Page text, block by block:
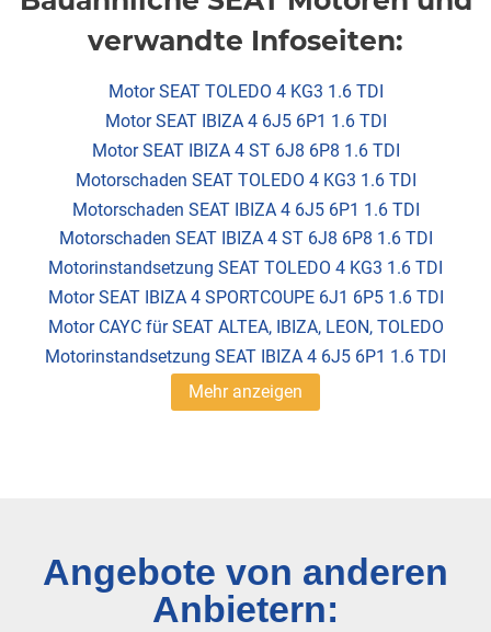
verwandte Infoseiten:
Motor SEAT TOLEDO 4 KG3 1.6 TDI
Motor SEAT IBIZA 4 6J5 6P1 1.6 TDI
Motor SEAT IBIZA 4 ST 6J8 6P8 1.6 TDI
Motorschaden SEAT TOLEDO 4 KG3 1.6 TDI
Motorschaden SEAT IBIZA 4 6J5 6P1 1.6 TDI
Motorschaden SEAT IBIZA 4 ST 6J8 6P8 1.6 TDI
Motorinstandsetzung SEAT TOLEDO 4 KG3 1.6 TDI
Motor SEAT IBIZA 4 SPORTCOUPE 6J1 6P5 1.6 TDI
Motor CAYC für SEAT ALTEA, IBIZA, LEON, TOLEDO
Motorinstandsetzung SEAT IBIZA 4 6J5 6P1 1.6 TDI
Mehr anzeigen
Angebote von anderen
Anbietern: